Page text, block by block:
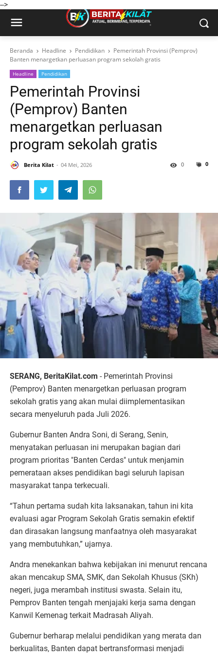
-->
Beranda Headline Pendidikan
Pemerintah Provinsi (Pemprov)
Banten menargetkan perluasan program sekolah gratis
Headline Pendidikan
Pemerintah Provinsi
(Pemprov) Banten
menargetkan perluasan
program sekolah gratis
Berita Kilat 04 Mei, 2026 0
0
SERANG, BeritaKilat.com - Pemerintah Provinsi
(Pemprov) Banten menargetkan perluasan program
sekolah gratis yang akan mulai diimplementasikan
secara menyeluruh pada Juli 2026.
Gubernur Banten Andra Soni, di Serang, Senin,
menyatakan perluasan ini merupakan bagian dari
program prioritas "Banten Cerdas" untuk menjamin
pemerataan akses pendidikan bagi seluruh lapisan
masyarakat tanpa terkecuali.
“Tahun pertama sudah kita laksanakan, tahun ini kita
evaluasi agar Program Sekolah Gratis semakin efektif
dan dirasakan langsung manfaatnya oleh masyarakat
yang membutuhkan,” ujarnya.
Andra menekankan bahwa kebijakan ini menurut rencana
akan mencakup SMA, SMK, dan Sekolah Khusus (SKh)
negeri, juga merambah institusi swasta. Selain itu,
Pemprov Banten tengah menjajaki kerja sama dengan
Kanwil Kemenag terkait Madrasah Aliyah.
Gubernur berharap melalui pendidikan yang merata dan
berkualitas, Banten dapat bertransformasi menjadi